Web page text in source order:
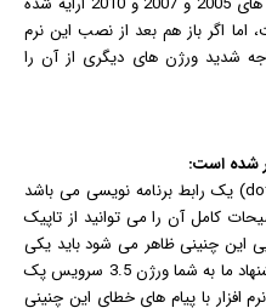
ما به شما ورژن 2010 است، اما اگر باز هم بعد از نصب این نرم
شدید ورژن های دیگری از آن را
دات نت فریم ورک (dot net framework) یک رابط برنامه نویسی می باشد
کامل آن را می توانید از تاپیک
این چنینی ظاهر می شود باید یکی
از ورژن های دات نت را نصب کنید، پیشنهاد ما به شما ورژن 3.5 سرویس پک
افزار با پیام های خطای این چنینی